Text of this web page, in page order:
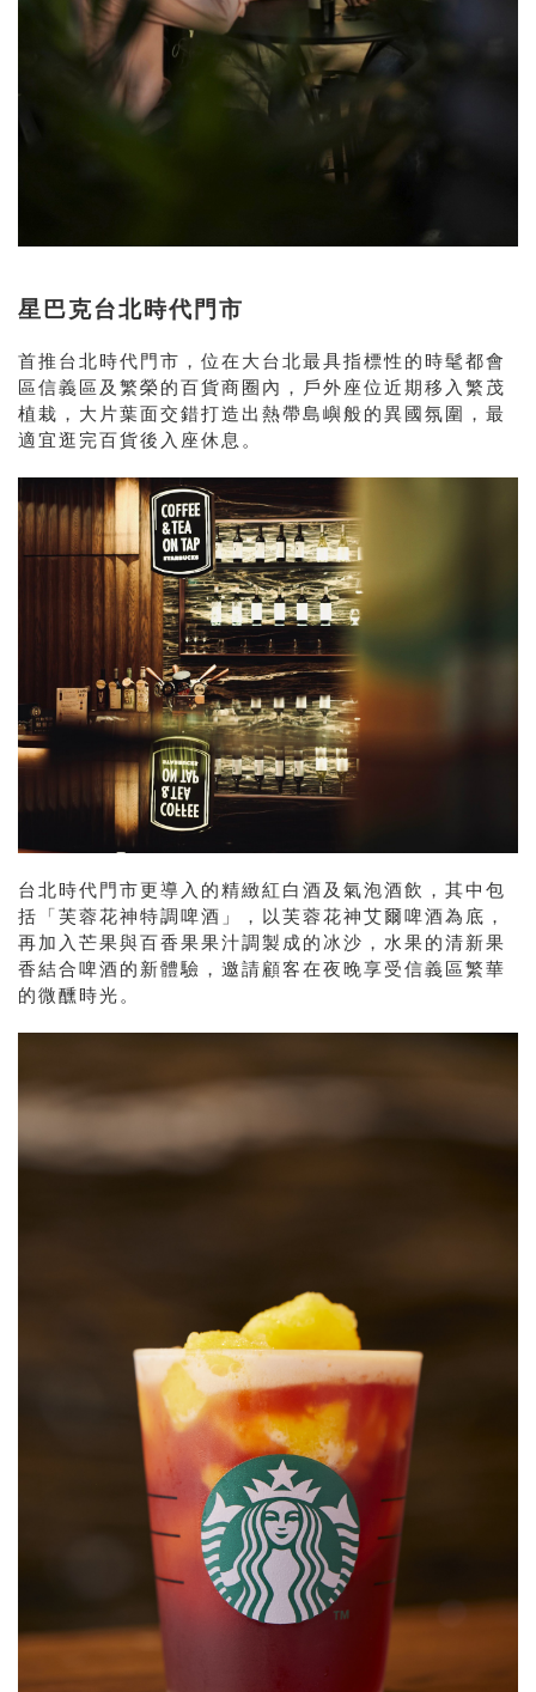
星巴克台北時代門市
首推台北時代門市，位在大台北最具指標性的時髦都會
區信義區及繁榮的百貨商圈內，戶外座位近期移入繁茂
植栽，大片葉面交錯打造出熱帶島嶼般的異國氛圍，最
適宜逛完百貨後入座休息。
台北時代門市更導入的精緻紅白酒及氣泡酒飲，其中包
括「芙蓉花神特調啤酒」，以芙蓉花神艾爾啤酒為底，
再加入芒果與百香果果汁調製成的冰沙，水果的清新果
香結合啤酒的新體驗，邀請顧客在夜晚享受信義區繁華
的微醺時光。